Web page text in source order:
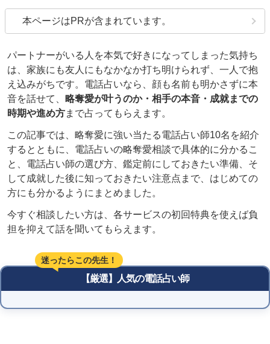
本ページはPRが含まれています。
パートナーがいる人を本気で好きになってしまった気持ち
は、家族にも友人にもなかなか打ち明けられず、一人で抱
え込みがちです。電話占いなら、顔も名前も明かさずに本
音を話せて、 略奪愛が叶うのか・相手の本音・成就までの
時期や進め方まで占ってもらえます。
この記事では、略奪愛に強い当たる電話占い師10名を紹介
するとともに、電話占いの略奪愛相談で具体的に分かるこ
と、電話占い師の選び方、鑑定前にしておきたい準備、そ
して成就した後に知っておきたい注意点まで、はじめての
方にも分かるようにまとめました。
今すぐ相談したい方は、各サービスの初回特典を使えば負
担を抑えて話を聞いてもらえます。
迷ったらこの先生！
【厳選】人気の電話占い師